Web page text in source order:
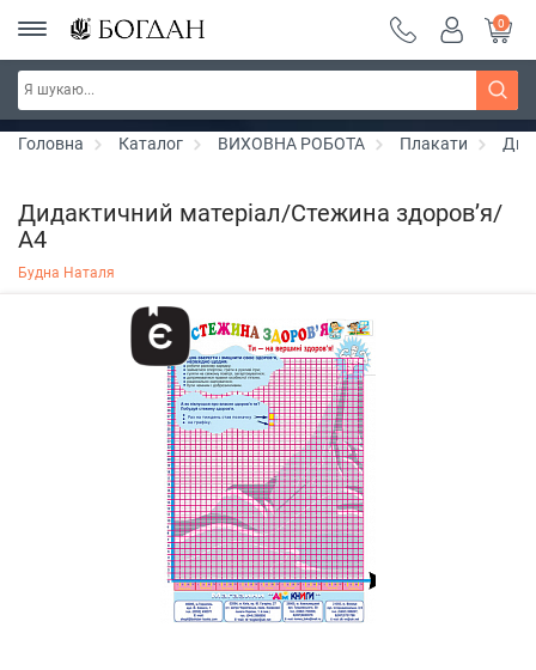
РОЗПРОДАЖ ~ 150 грн ~ 200 грн ~ 250 грн ~
300 грн ~ РОЗПРОДАЖ
Дізнатись більше
0
Головна Каталог ВИХОВНА РОБОТА Плакати
Дидактичний матеріал/Стежина здоров’я/
А4
Будна Наталя